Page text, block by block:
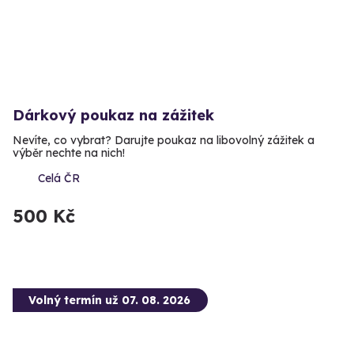
Dárkový poukaz na zážitek
Nevíte, co vybrat? Darujte poukaz na libovolný zážitek a
výběr nechte na nich!
Celá ČR
500 Kč
Volný termín už 07. 08. 2026